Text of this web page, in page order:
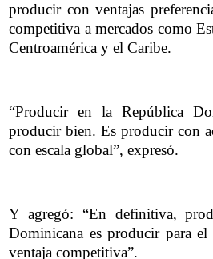
producir con ventajas
competitiva a mercados como
Centroamérica y el Caribe.
“Producir en la República
producir bien. Es producir con
con escala global”, expresó.
Y agregó: “En definitiva,
Dominicana es producir para
ventaja competitiva”.